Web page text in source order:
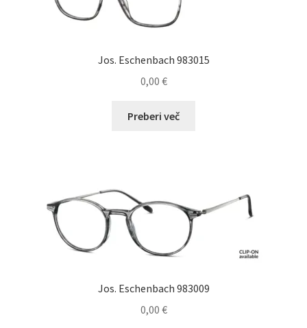
Jos. Eschenbach 983015
0,00 €
Preberi več
Jos. Eschenbach 983009
0,00 €